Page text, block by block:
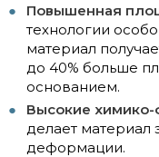
Повышенная
технологии
материал
до 40% больше
основанием.
Высокие химико-
делает материал
деформации.